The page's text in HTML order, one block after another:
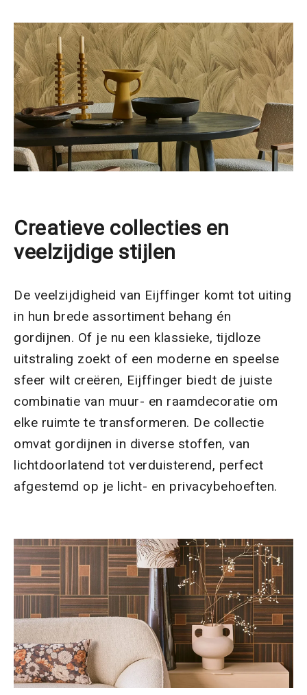
Creatieve collecties en
veelzijdige stijlen
De veelzijdigheid van Eijffinger komt tot uiting
in hun brede assortiment behang én
gordijnen. Of je nu een klassieke, tijdloze
uitstraling zoekt of een moderne en speelse
sfeer wilt creëren, Eijffinger biedt de juiste
combinatie van muur- en raamdecoratie om
elke ruimte te transformeren. De collectie
omvat gordijnen in diverse stoffen, van
lichtdoorlatend tot verduisterend, perfect
afgestemd op je licht- en privacybehoeften.